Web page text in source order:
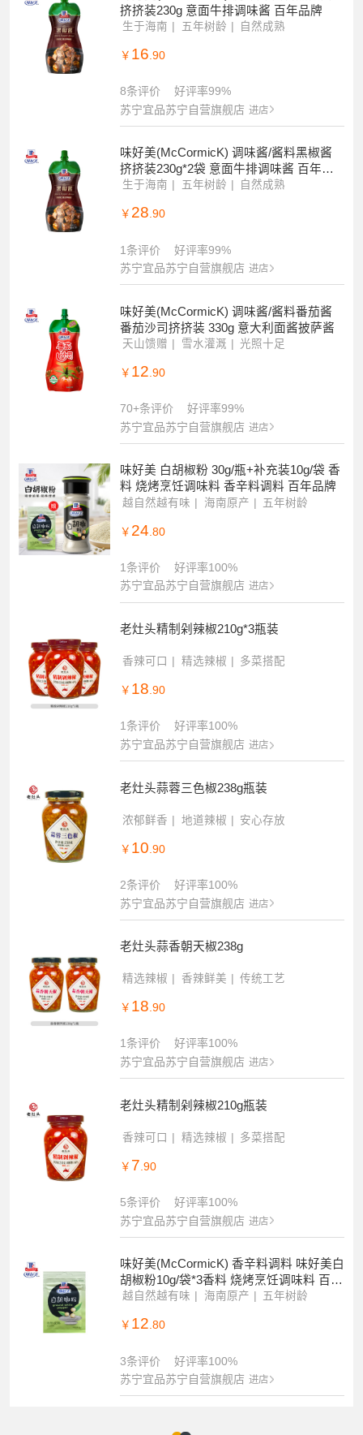
挤挤装230g 意面牛排调味酱 百年品牌
生于海南 五年树龄 自然成熟
￥ 16 .90
8条评价
好评率99%
苏宁宜品苏宁自营旗舰店 进店
味好美(McCormicK) 调味酱/酱料黑椒酱
挤挤装230g*2袋 意面牛排调味酱 百年品
牌
生于海南 五年树龄 自然成熟
￥ 28.90
1条评价
好评率99%
苏宁宜品苏宁自营旗舰店 进店
味好美(McCormicK) 调味酱/酱料番茄酱
番茄沙司挤挤装 330g 意大利面酱披萨酱
天山馈赠 雪水灌溉 光照十足
￥ 12 .90
70+条评价
好评率99%
苏宁宜品苏宁自营旗舰店 进店
味好美 白胡椒粉 30g/瓶+补充装10g/袋 香
料 烧烤烹饪调味料 香辛料调料 百年品牌
越自然越有味 海南原产 五年树龄
￥ 24 .80
1条评价
好评率100%
苏宁宜品苏宁自营旗舰店 进店
老灶头精制剁辣椒210g*3瓶装
香辣可口 精选辣椒 多菜搭配
￥ 18.90
1条评价
好评率100%
苏宁宜品苏宁自营旗舰店 进店
老灶头蒜蓉三色椒238g瓶装
浓郁鲜香 地道辣椒 安心存放
￥ 10 .90
2条评价
好评率100%
苏宁宜品苏宁自营旗舰店 进店
老灶头蒜香朝天椒238g
精选辣椒 香辣鲜美 传统工艺
￥ 18.90
1条评价
好评率100%
苏宁宜品苏宁自营旗舰店 进店
老灶头精制剁辣椒210g瓶装
香辣可口 精选辣椒 多菜搭配
￥ 7 .90
5条评价
好评率100%
苏宁宜品苏宁自营旗舰店 进店
味好美(McCormicK) 香辛料调料 味好美白
胡椒粉10g/袋*3香料 烧烤烹饪调味料 百年
品牌
越自然越有味 海南原产 五年树龄
￥ 12.80
3条评价
好评率100%
苏宁宜品苏宁自营旗舰店 进店